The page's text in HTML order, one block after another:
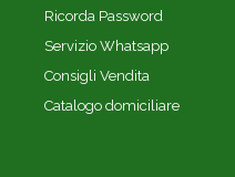
Ricorda Password
Servizio Whatsapp
Consigli Vendita
Catalogo domiciliare